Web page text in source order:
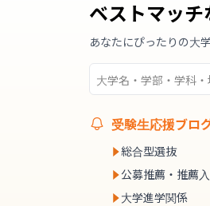
ベストマッ
あなたにぴったりの大
受験生応援ブロ
総合型選抜
公募推薦・推薦
大学進学関係